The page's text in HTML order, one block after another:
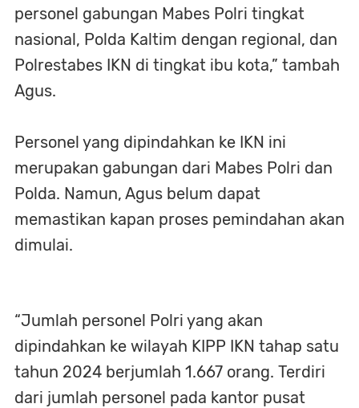
personel gabungan Mabes Polri tingkat
nasional, Polda Kaltim dengan regional, dan
Polrestabes IKN di tingkat ibu kota,” tambah
Agus.
Personel yang dipindahkan ke IKN ini
merupakan gabungan dari Mabes Polri dan
Polda. Namun, Agus belum dapat
memastikan kapan proses pemindahan akan
dimulai.
“Jumlah personel Polri yang akan
dipindahkan ke wilayah KIPP IKN tahap satu
tahun 2024 berjumlah 1.667 orang. Terdiri
dari jumlah personel pada kantor pusat